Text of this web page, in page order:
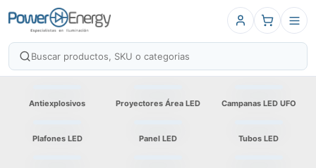
Antiexplosivos Proyectores Área LED Campanas LED UFO
Plafones LED Panel LED Tubos LED